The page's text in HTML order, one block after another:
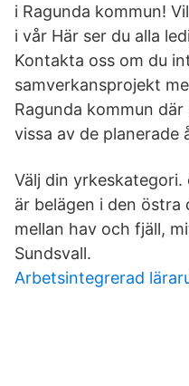
i Ragunda kommun!
i vår Här ser du alla
Kontakta oss om du
samverkansprojekt
Ragunda kommun
vissa av de planerade
Välj din yrkeskategori.
är belägen i den östra
mellan hav och fjäll,
Sundsvall.
Arbetsintegrerad